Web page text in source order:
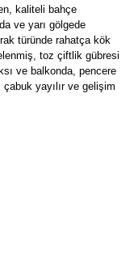
kaliteli bahçe
ve yarı gölgede
türünde rahatça kök
toz çiftlik gübresi
ve balkonda, pencere
yayılır ve gelişim